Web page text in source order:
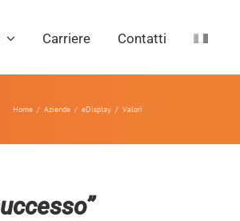
Carriere Contatti
Home Aziende eDisplay Valori